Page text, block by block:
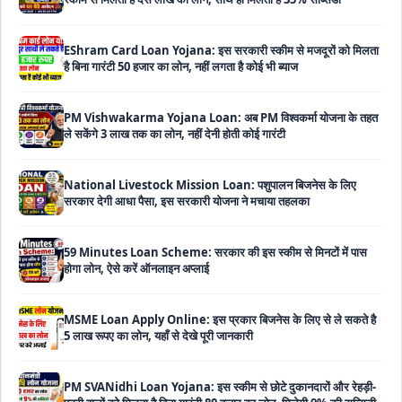
है बिना गारंटी 50 हजार का लोन, नहीं लगता है कोई भी ब्याज
PM Vishwakarma Yojana Loan: अब PM विश्वकर्मा योजना के तहत
ले सकेंगे 3 लाख तक का लोन, नहीं देनी होती कोई गारंटी
National Livestock Mission Loan: पशुपालन बिजनेस के लिए
सरकार देगी आधा पैसा, इस सरकारी योजना ने मचाया तहलका
59 Minutes Loan Scheme: सरकार की इस स्कीम से मिनटों में पास
होगा लोन, ऐसे करें ऑनलाइन अप्लाई
MSME Loan Apply Online: इस प्रकार बिजनेस के लिए से ले सकते है
5 लाख रूपए का लोन, यहाँ से देखे पूरी जानकारी
PM SVANidhi Loan Yojana: इस स्कीम से छोटे दुकानदारों और रेहड़ी-
पटरी वालों को मिलता है बिना गारंटी 80 हजार का लोन, मिलेगी 9% की सब्सिडी
Haryana Self Help Group Loan 2026: स्वयं सहायता समूह